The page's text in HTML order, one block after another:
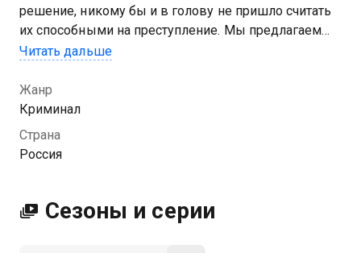
решение, никому бы и в голову не пришло считать
их способными на преступление. Мы предлагаем
рассмотреть каждую трагедию с точки зрения не
какие события и переживания в прошлом наших
героинь заставили их поверить, будто все средства
хороши в борьбе за личное счастье. Что заставило
их перешагнуть черту? Ненависть, ревность или…
Читать дальше
Жанр
Криминал
Страна
Россия
Сезоны и серии